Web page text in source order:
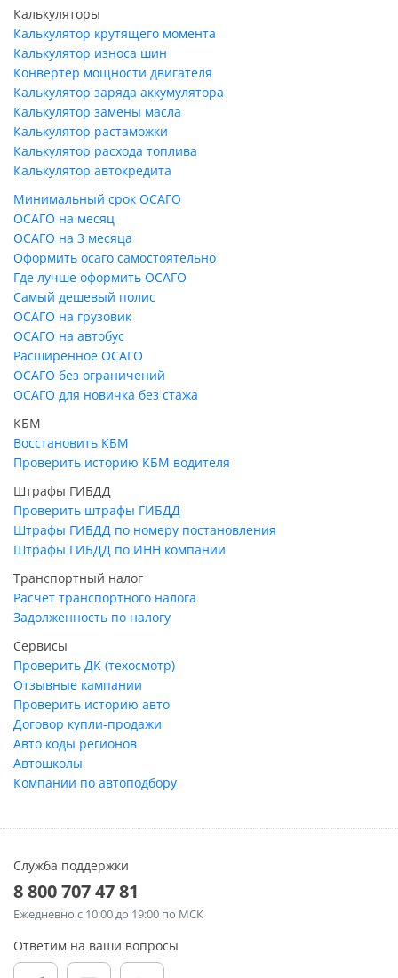
Калькуляторы
Калькулятор крутящего момента
Калькулятор износа шин
Конвертер мощности двигателя
Калькулятор заряда аккумулятора
Калькулятор замены масла
Калькулятор растаможки
Калькулятор расхода топлива
Калькулятор автокредита
Минимальный срок ОСАГО
ОСАГО на месяц
ОСАГО на 3 месяца
Оформить осаго самостоятельно
Где лучше оформить ОСАГО
Самый дешевый полис
ОСАГО на грузовик
ОСАГО на автобус
Расширенное ОСАГО
ОСАГО без ограничений
ОСАГО для новичка без стажа
КБМ
Восстановить КБМ
Проверить историю КБМ водителя
Штрафы ГИБДД
Проверить штрафы ГИБДД
Штрафы ГИБДД по номеру постановления
Штрафы ГИБДД по ИНН компании
Транспортный налог
Расчет транспортного налога
Задолженность по налогу
Сервисы
Проверить ДК (техосмотр)
Отзывные кампании
Проверить историю авто
Договор купли-продажи
Авто коды регионов
Автошколы
Компании по автоподбору
Служба поддержки
8 800 707 47 81
Ежедневно с 10:00 до 19:00 по МСК
Ответим на ваши вопросы